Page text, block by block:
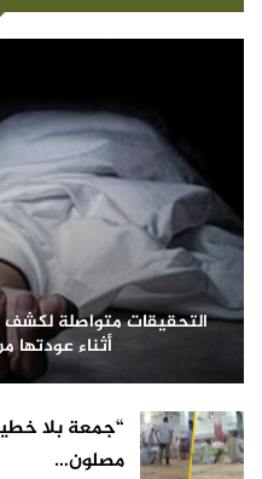
التحقيقات متواصلة
أثناء عودتها
“جمعة بلا
مصلون…